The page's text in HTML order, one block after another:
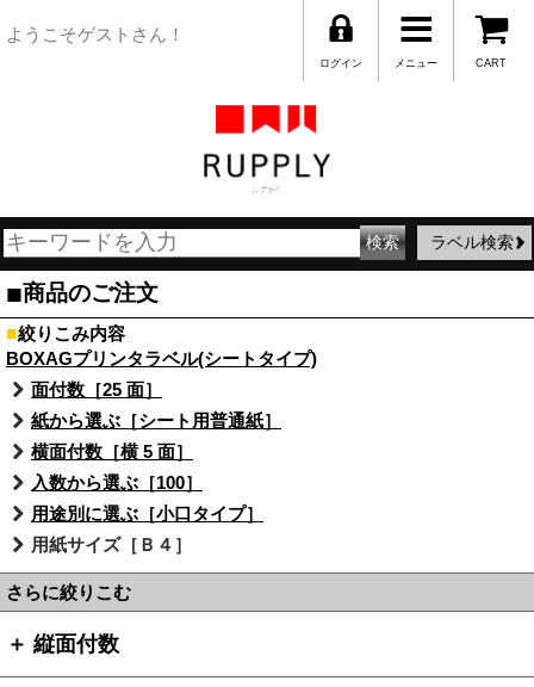
ようこそゲストさん！
CART
メニュー
ログイン
ラベル検索
■商品のご注文
■絞りこみ内容
BOXAGプリンタラベル(シートタイプ)
面付数［25 面］
紙から選ぶ［シート用普通紙］
横面付数［横 5 面］
入数から選ぶ［100］
用途別に選ぶ［小口タイプ］
用紙サイズ［Ｂ４］
さらに絞りこむ
＋ 縦面付数